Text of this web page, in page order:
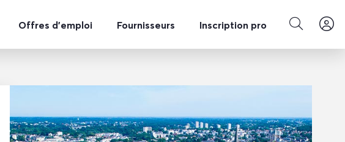
Offres d’emploi Fournisseurs Inscription pro